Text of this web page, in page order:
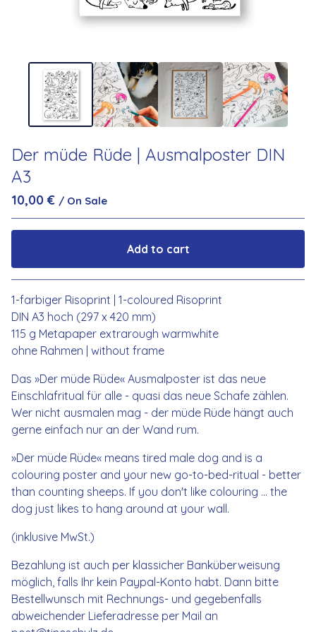
Der müde Rüde | Ausmalposter DIN
A3
10,00 € / On Sale
Add to cart
Go to cart
1-farbiger Risoprint | 1-coloured Risoprint
DIN A3 hoch (297 x 420 mm)
115 g Metapaper extrarough warmwhite
ohne Rahmen | without frame
Das »Der müde Rüde« Ausmalposter ist das neue
Einschlafritual für alle - quasi das neue Schafe zählen.
Wer nicht ausmalen mag - der müde Rüde hängt auch
gerne einfach nur an der Wand rum.
»Der müde Rüde« means tired male dog and is a
colouring poster and your new go-to-bed-ritual - better
than counting sheeps. If you don't like colouring ... the
dog just likes to hang around at your wall.
(inklusive MwSt.)
Bezahlung ist auch per klassicher Banküberweisung
möglich, falls Ihr kein Paypal-Konto habt. Dann bitte
Bestellwunsch mit Rechnungs- und gegebenfalls
abweichender Lieferadresse per Mail an